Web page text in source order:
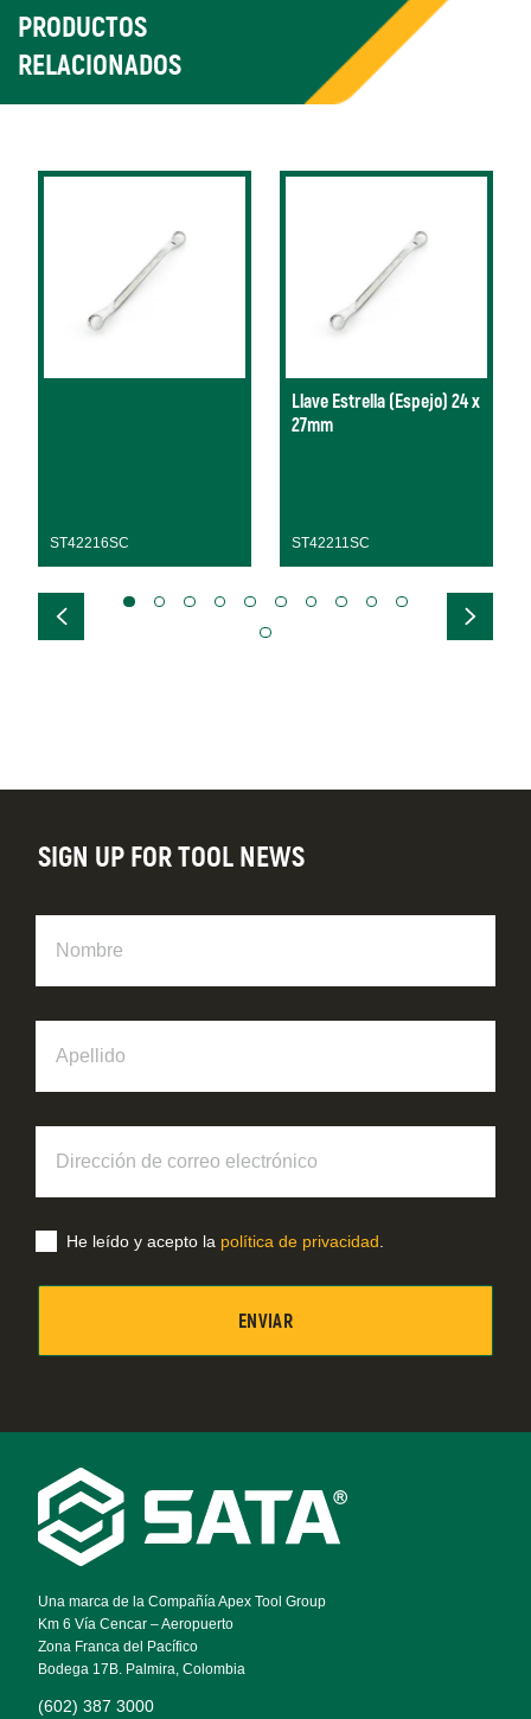
PRODUCTOS
RELACIONADOS
ST42216SC
Llave Estrella (Espejo) 24 x
27mm
ST42211SC
Footer
Navigation
Una marca de la Compañía Apex Tool Group
Km 6 Vía Cencar – Aeropuerto
Zona Franca del Pacífico
Bodega 17B. Palmira, Colombia
(602) 387 3000
SIGN UP FOR TOOL NEWS
correo
electrónico
He leído y acepto la política de privacidad